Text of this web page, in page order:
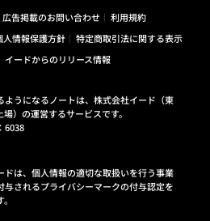
広告掲載のお問い合わせ
利用規約
人情報保護方針
特定商取引法に関する表示
イードからのリリース情報
ようになるノートは、株式会社イード（東
）の運営するサービスです。
6038
ドは、個人情報の適切な取扱いを行う事業
与されるプライバシーマークの付与認定を